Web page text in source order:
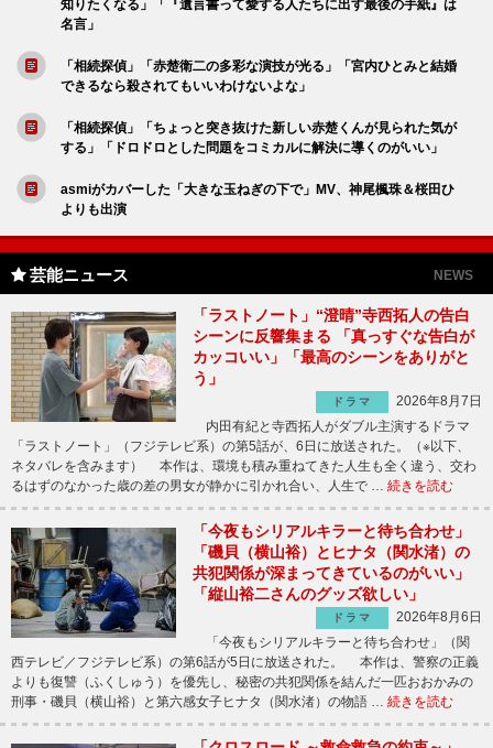
知りたくなる」「『遺言書って愛する人たちに出す最後の手紙』は
名言」
「相続探偵」「赤楚衛二の多彩な演技が光る」「宮内ひとみと結婚
できるなら殺されてもいいわけないよな」
「相続探偵」「ちょっと突き抜けた新しい赤楚くんが見られた気が
する」「ドロドロとした問題をコミカルに解決に導くのがいい」
asmiがカバーした「大きな玉ねぎの下で」MV、神尾楓珠＆桜田ひ
よりも出演
芸能ニュース NEWS
「ラストノート」“澄晴”寺西拓人の告白
シーンに反響集まる 「真っすぐな告白が
カッコいい」「最高のシーンをありがと
う」
ドラマ
2026年8月7日
内田有紀と寺西拓人がダブル主演するドラマ
「ラストノート」（フジテレビ系）の第5話が、6日に放送された。（※以下、
ネタバレを含みます） 本作は、環境も積み重ねてきた人生も全く違う、交わ
るはずのなかった歳の差の男女が静かに引かれ合い、人生で … 続きを読む
「今夜もシリアルキラーと待ち合わせ」
「磯貝（横山裕）とヒナタ（関水渚）の
共犯関係が深まってきているのがいい」
「縦山裕二さんのグッズ欲しい」
ドラマ
2026年8月6日
「今夜もシリアルキラーと待ち合わせ」（関
西テレビ／フジテレビ系）の第6話が5日に放送された。 本作は、警察の正義
よりも復讐（ふくしゅう）を優先し、秘密の共犯関係を結んだ一匹おおかみの
刑事・磯貝（横山裕）と第六感女子ヒナタ（関水渚）の物語 … 続きを読む